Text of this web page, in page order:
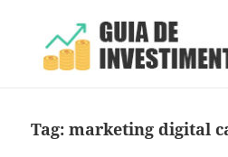
Tag:marketing digital